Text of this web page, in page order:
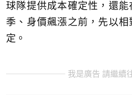
球隊提供成本確定性，還
季、身價飆漲之前，先以
定。
我是廣告 請繼續